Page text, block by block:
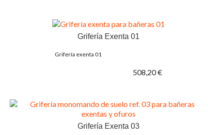
Grifería Exenta 01
Grifería exenta 01
508,20 €
Grifería Exenta 03